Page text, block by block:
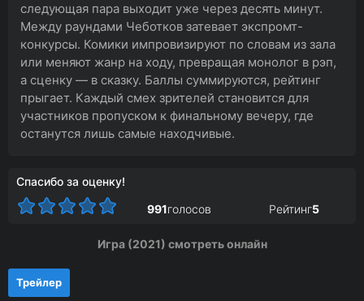
следующая пара выходит уже через десять минут.
Между раундами Чеботков затевает экспромт-
конкурсы. Комики импровизируют по словам из зала
или меняют жанр на ходу, превращая монолог в рэп,
а сценку — в сказку. Баллы суммируются, рейтинг
прыгает. Каждый смех зрителей становится для
участников пропуском к финальному вечеру, где
останутся лишь самые находчивые.
Спасибо за оценку!
991голосов Рейтинг5
Игра (2021) смотреть онлайн
Трейлер